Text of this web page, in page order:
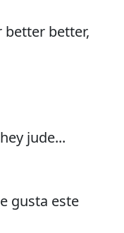
better,
jude...
gusta este